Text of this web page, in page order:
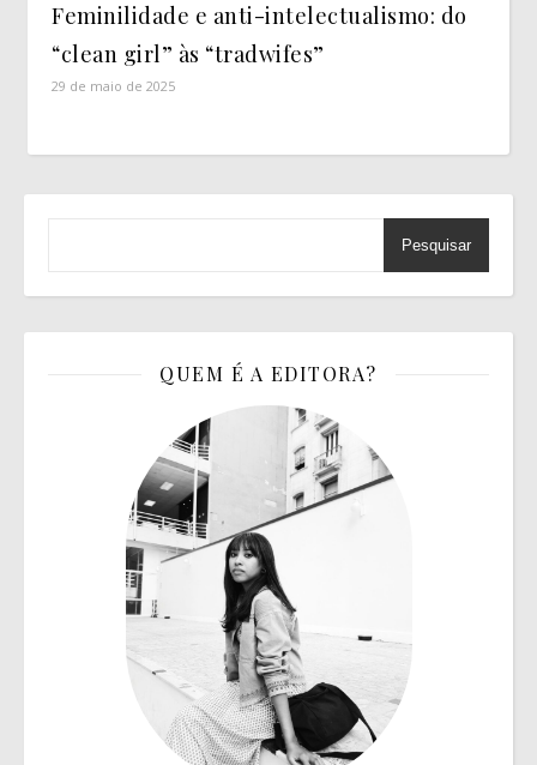
Feminilidade e anti-intelectualismo: do
“clean girl” às “tradwifes”
29 de maio de 2025
Pesquisar
QUEM É A EDITORA?